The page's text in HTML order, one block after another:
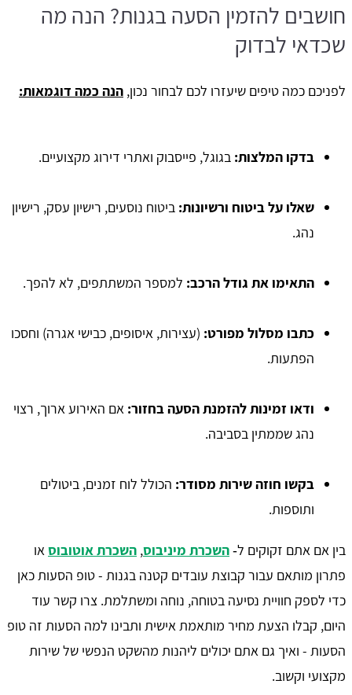
חושבים להזמין הסעה בגנות? הנה מה
שכדאי לבדוק
לפניכם כמה טיפים שיעזרו לכם לבחור נכון, הנה כמה דוגמאות:
בדקו המלצות: בגוגל, פייסבוק ואתרי דירוג מקצועיים.
שאלו על ביטוח ורשיונות: ביטוח נוסעים, רישיון עסק, רישיון
נהג.
התאימו את גודל הרכב: למספר המשתתפים, לא להפך.
כתבו מסלול מפורט: (עצירות, איסופים, כבישי אגרה) וחסכו
הפתעות.
ודאו זמינות להזמנת הסעה בחזור: אם האירוע ארוך, רצוי
נהג שממתין בסביבה.
בקשו חוזה שירות מסודר: הכולל לוח זמנים, ביטולים
ותוספות.
בין אם אתם זקוקים ל‑השכרת מיניבוס, השכרת אוטובוסאו
פתרון מותאם עבור קבוצת עובדים קטנה בגנות - טופ הסעות כאן
כדי לספק חוויית נסיעה בטוחה, נוחה ומשתלמת. צרו קשר עוד
היום, קבלו הצעת מחיר מותאמת אישית ותבינו למה הסעות זה טופ
הסעות - ואיך גם אתם יכולים ליהנות מהשקט הנפשי של שירות
מקצועי וקשוב.